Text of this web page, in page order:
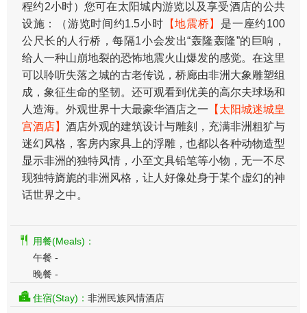
程约2小时）您可在太阳城内游览以及享受酒店的公共
设施：（游览时间约1.5小时 【地震桥】 是一座约100
公尺长的人行桥，每隔1小会发出“轰隆轰隆”的巨响，
给人一种山崩地裂的恐怖地震火山爆发的感觉。在这里
可以聆听失落之城的古老传说，桥廊由非洲大象雕塑组
成，象征生命的坚韧。还可观看到优美的高尔夫球场和
人造海。外观世界十大最豪华酒店之一 【太阳城迷城皇
宫酒店】 酒店外观的建筑设计与雕刻，充满非洲粗犷与
迷幻风格，客房内家具上的浮雕，也都以各种动物造型
显示非洲的独特风情，小至文具铅笔等小物，无一不尽
现独特旖旎的非洲风格，让人好像处身于某个虚幻的神
话世界之中。
用餐(Meals)：
午餐 -
晚餐 -
住宿(Stay)： 非洲民族风情酒店